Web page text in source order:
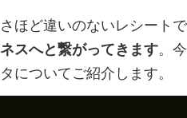
す
る
ほど違いのないレシートで
スへと繋がってきます。
についてご紹介します。